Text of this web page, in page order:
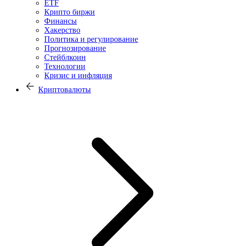
ETF
Крипто биржи
Финансы
Хакерство
Политика и регулирование
Прогнозирование
Стейблкоин
Технологии
Кризис и инфляция
Криптовалюты